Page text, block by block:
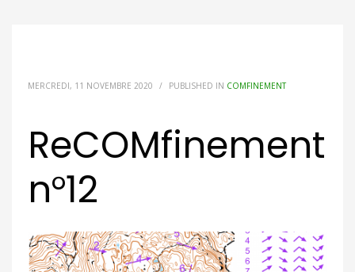
MERCREDI, 11 NOVEMBRE 2020 / PUBLISHED IN COMFINEMENT
ReCOMfinement
n°12